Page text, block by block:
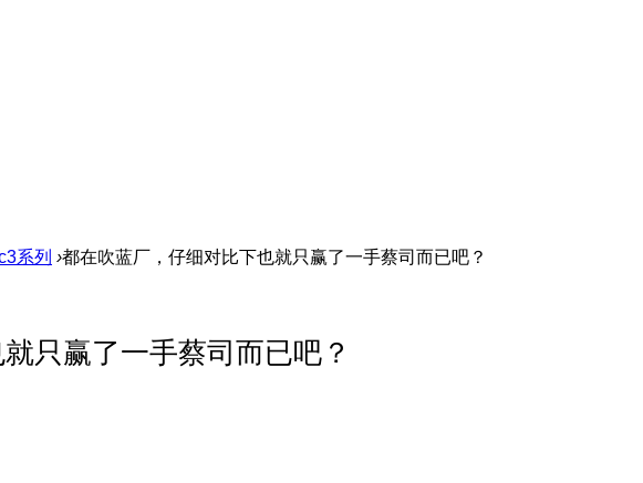
系列 ›都在吹蓝厂，仔细对比下也就只赢了一手蔡司而已吧？
只赢了一手蔡司而已吧？